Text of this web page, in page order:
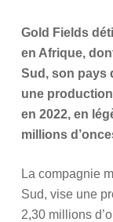
Gold Fields
en Afrique,
Sud, son pays
une
en 2022, en
millions
La compagnie
Sud, vise une
2,30 millions